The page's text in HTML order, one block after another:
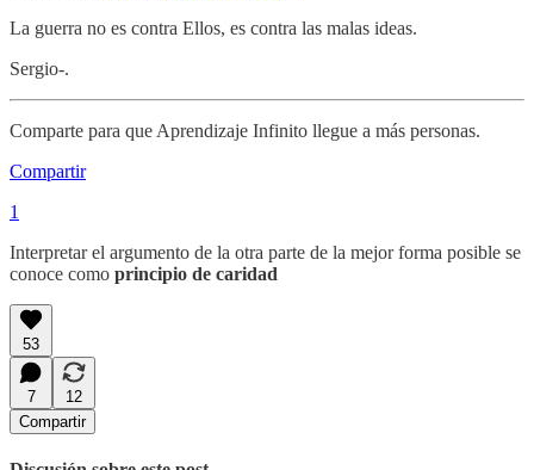
La guerra no es contra Ellos, es contra las malas ideas.
Sergio-.
Comparte para que Aprendizaje Infinito llegue a más personas.
Compartir
1
Interpretar el argumento de la otra parte de la mejor forma posible se
conoce como principio de caridad
53
7
12
Compartir